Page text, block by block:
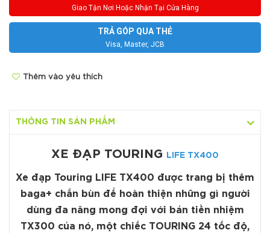
Giao Tận Nơi Hoặc Nhận Tại Cửa Hàng
TRẢ GÓP QUA THẺ
Visa, Master, JCB
Thêm vào yêu thích
THÔNG TIN SẢN PHẨM
XE ĐẠP TOURING LIFE TX400
Xe đạp Touring LIFE TX400 được trang bị thêm
baga+ chắn bùn để hoàn thiện những gì người
dùng đa năng mong đợi với bản tiền nhiệm
TX300 của nó, một chiếc TOURING 24 tốc độ,